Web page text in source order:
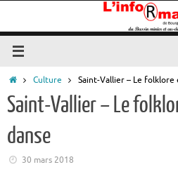
contenu
Accueil
Culture Saint-Vallier – Le folklore
Saint-Vallier – Le
danse
30 mars 2018